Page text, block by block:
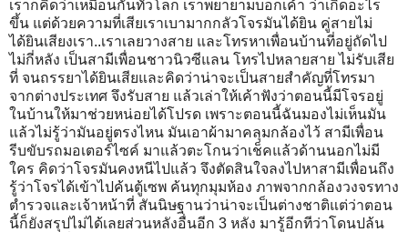
เราก็คิดว่าเหมือนกันทั่วโลก เราพยายามบอกเค้า ว่าเกิดอะไร
ขึ้น แต่ด้วยความที่เสียเราเบามากกลัวโจรมันได้ยิน คู่สายไม่
ได้ยินเสียงเรา..เราเลยวางสาย และโทรหาเพื่อนบ้านที่อยู่ถัดไป
ไม่กี่หลัง เป็นสามีเพื่อนชาวนิวซีแลน โทรไปหลายสาย ไม่รับเสีย
ที่ จนถรรยาได้ยินเสียและคิดว่าน่าจะเป็นสายสำคัญที่โทรมา
จากต่างประเทศ จึงรับสาย แล้วเล่าให้เค้าฟังว่าตอนนี้มีโจรอยู่
ในบ้านให้มาช่วยหน่อยได้โปรด เพราะตอนนี้ฉันมองไม่เห็นมัน
แล้วไม่รู้ว่ามันอยู่ตรงไหน มันเอาผ้ามาคลุมกล้องไว้ สามีเพื่อน
รีบขับรถมอเตอร์ไซค์ มาแล้วตะโกนว่าเช็คแล้วด้านนอกไม่มี
ใคร คิดว่าโจรมันคงหนีไปแล้ว จึงตัดสินใจลงไปหาสามีเพื่อนถึง
รู้ว่าโจรได้เข้าไปค้นตู้เซพ ค้นทุกมุมห้อง ภาพจากกล้องวงจรทาง
ตำรวจและเจ้าหน้าที่ สันนิษฐานว่าน่าจะเป็นต่างชาติแต่ว่าตอน
นี้ก็ยังสรุปไม่ได้เลยส่วนหลังอื่นอีก 3 หลัง มารู้อีกทีว่าโดนปล้น